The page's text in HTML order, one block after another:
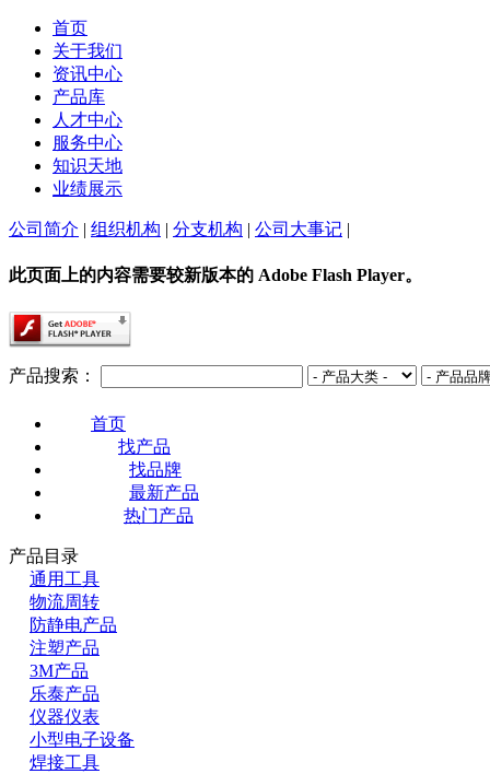
首页
关于我们
资讯中心
产品库
人才中心
服务中心
知识天地
业绩展示
公司简介 | 组织机构 | 分支机构 | 公司大事记 |
此页面上的内容需要较新版本的 Adobe Flash Player。
产品搜索：
首页
找产品
找品牌
最新产品
热门产品
产品目录
通用工具
物流周转
防静电产品
注塑产品
3M产品
乐泰产品
仪器仪表
小型电子设备
焊接工具